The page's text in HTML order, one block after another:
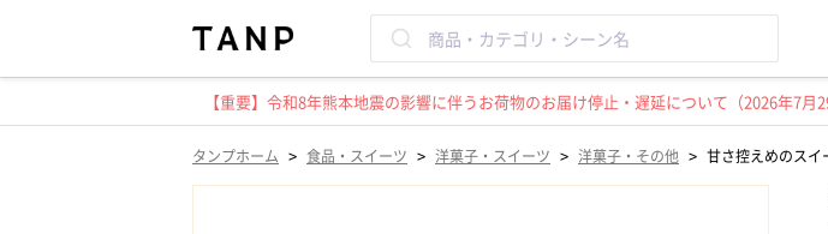
【重要】令和8年熊本地震の影響に伴うお荷物のお届け停止・遅延について（2026年7月
タンプホーム > 食品・スイーツ > 洋菓子・スイーツ > 洋菓子・その他 > 甘さ控えめのスイ